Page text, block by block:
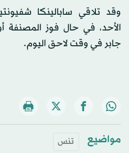
وقد تلاقي سابالينكا
الأحد، في حال فوز المصنفة
جابر في وقت لاحق اليوم.
مواضيع تنس